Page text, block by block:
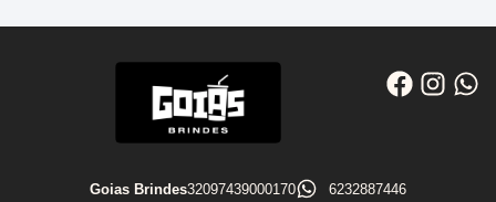
Goias Brindes32097439000170
6232887446